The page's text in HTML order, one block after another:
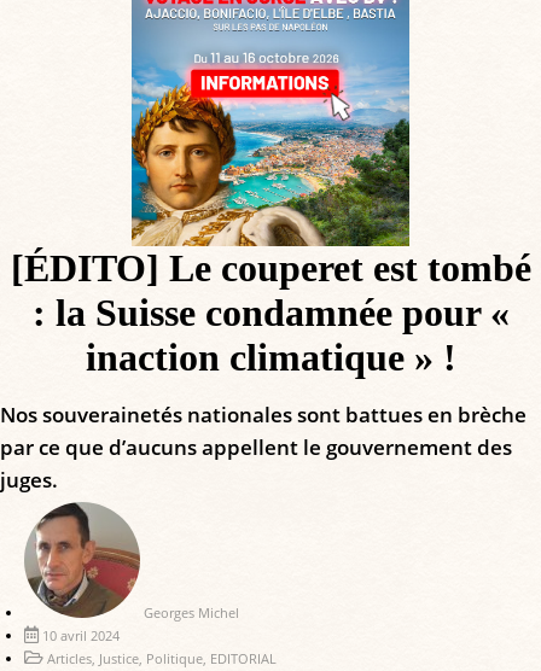
[ÉDITO] Le couperet est tombé
: la Suisse condamnée pour «
inaction climatique » !
Nos souverainetés nationales sont battues en brèche
par ce que d’aucuns appellent le gouvernement des
juges.
Georges Michel
10 avril 2024
Articles, Justice, Politique, EDITORIAL